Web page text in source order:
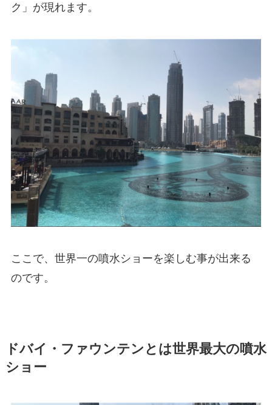
ク」が現れます。
ここで、世界一の噴水ショーを楽しむ事が出来る
のです。
ドバイ・ファウンテンとは世界最大の噴水
ショー